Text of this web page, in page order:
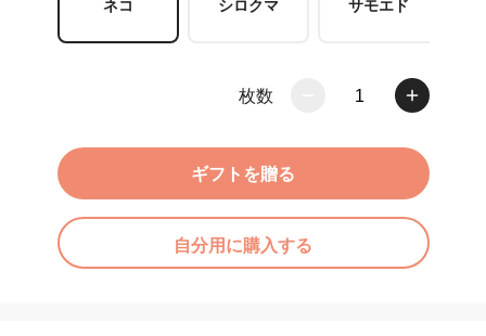
ネコ シロクマ サモエド
枚数 1
ギフトを贈る
自分用に購入する